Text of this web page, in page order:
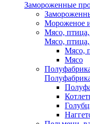
Замороженные
Мороженое
Мясо,
Мясо,
Мясо,
Мясо